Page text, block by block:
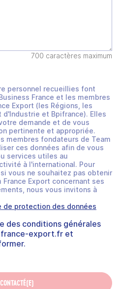
700 caractères maximum
personnel recueillies font
France et les membres
Export (les Régions, les
d'Industrie et Bpifrance). Elles
demande et de vous
pertinente et appropriée.
membres fondateurs de Team
ces données afin de vous
services utiles au
à l'international. Pour
vous ne souhaitez pas obtenir
Export concernant ses
nous vous invitons à
de protection des données
des conditions générales
export.fr et